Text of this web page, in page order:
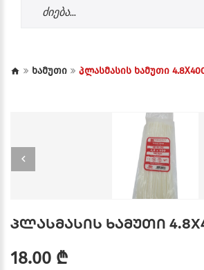
ხამუთი პლასმასის ხამუთი
პლასმასის ხამუთი
18.00 ₾